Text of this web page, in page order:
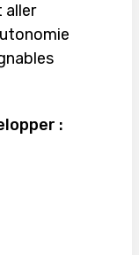
aller
: